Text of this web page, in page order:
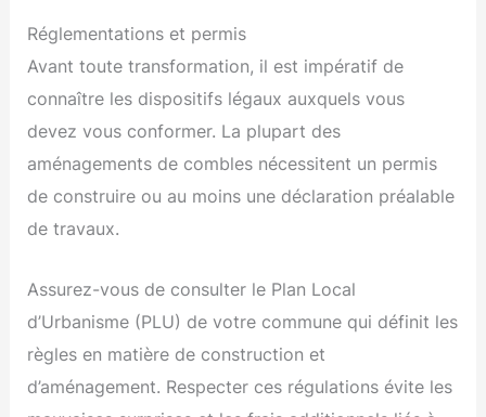
Réglementations et permis
Avant toute transformation, il est impératif de
connaître les dispositifs légaux auxquels vous
devez vous conformer. La plupart des
aménagements de combles nécessitent un permis
de construire ou au moins une déclaration préalable
de travaux.
Assurez-vous de consulter le Plan Local
d’Urbanisme (PLU) de votre commune qui définit les
règles en matière de construction et
d’aménagement. Respecter ces régulations évite les